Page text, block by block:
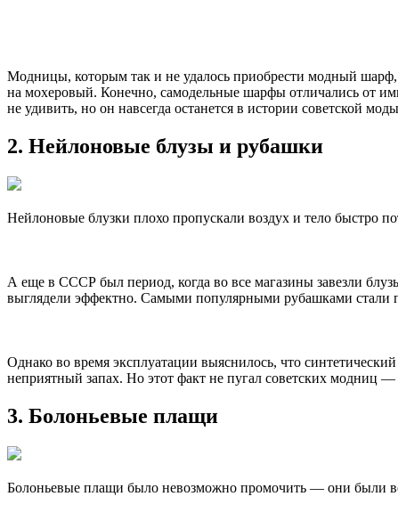
Модницы, которым так и не удалось приобрести модный
на мохеровый. Конечно, самодельные шарфы отличались от
не удивить, но он навсегда останется в истории советской
2. Нейлоновые блузы и рубашки
Нейлоновые блузки плохо пропускали воздух и тело быстро
А еще в СССР был период, когда во все магазины завезли
выглядели эффектно. Самыми популярными рубашками стали
Однако во время эксплуатации выяснилось, что
неприятный запах. Но этот факт не пугал советских модниц
3. Болоньевые плащи
Болоньевые плащи было невозможно промочить — они были